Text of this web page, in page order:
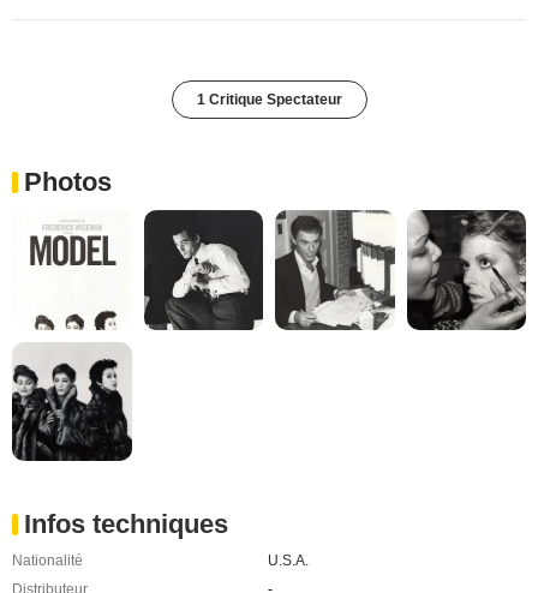
1 Critique Spectateur
Photos
Infos techniques
Nationalité
U.S.A.